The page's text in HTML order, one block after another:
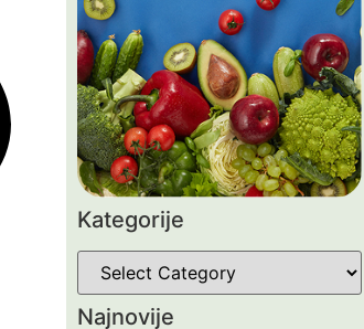
Kategorije
Najnovije